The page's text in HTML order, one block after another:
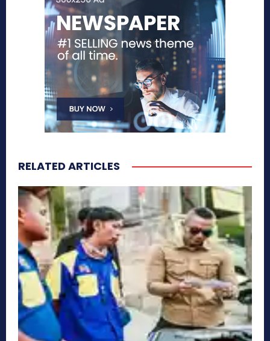
RELATED ARTICLES